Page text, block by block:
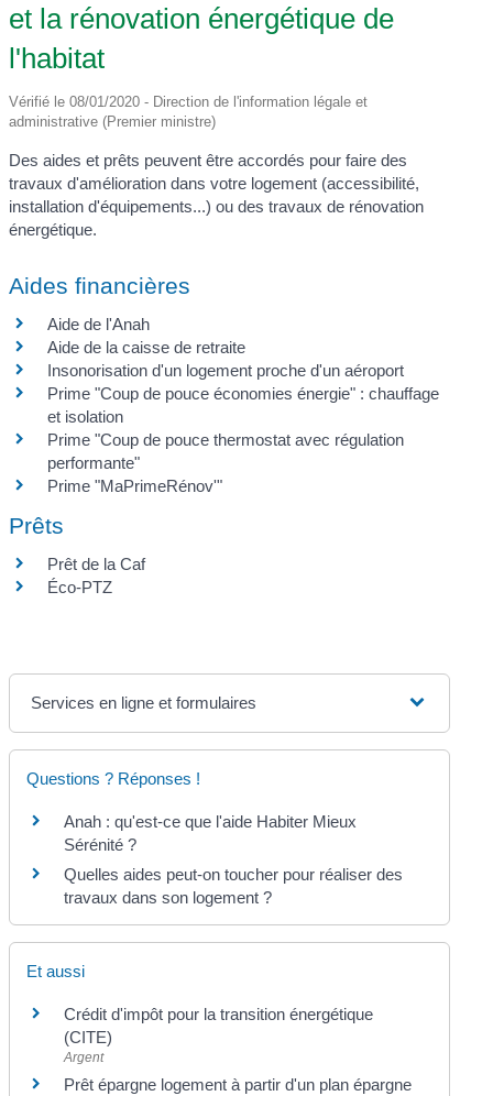
et la rénovation énergétique de
l'habitat
Vérifié le 08/01/2020 - Direction de l'information légale et
administrative (Premier ministre)
Des aides et prêts peuvent être accordés pour faire des
travaux d'amélioration dans votre logement (accessibilité,
installation d'équipements...) ou des travaux de rénovation
énergétique.
Aides financières
Aide de l'Anah
Aide de la caisse de retraite
Insonorisation d'un logement proche d'un aéroport
Prime "Coup de pouce économies énergie" : chauffage
et isolation
Prime "Coup de pouce thermostat avec régulation
performante"
Prime "MaPrimeRénov'"
Prêts
Prêt de la Caf
Éco-PTZ
Services en ligne et formulaires
Questions ? Réponses !
Anah : qu'est-ce que l'aide Habiter Mieux
Sérénité ?
Quelles aides peut-on toucher pour réaliser des
travaux dans son logement ?
Et aussi
Crédit d'impôt pour la transition énergétique
(CITE)
Argent
Prêt épargne logement à partir d'un plan épargne